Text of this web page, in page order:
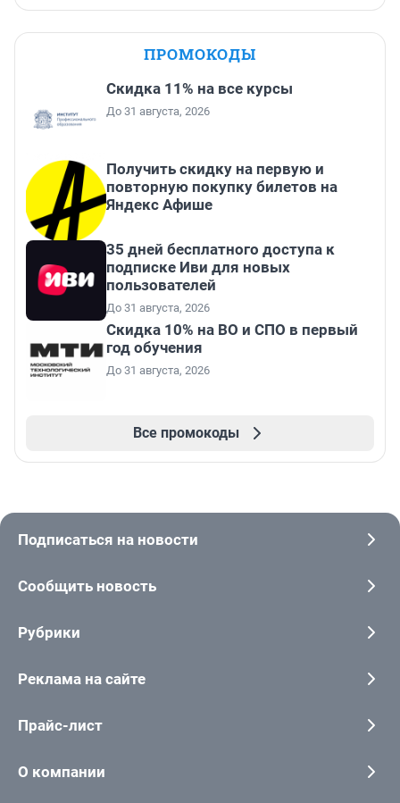
ПРОМОКОДЫ
Скидка 11% на все курсы
До 31 августа, 2026
Получить скидку на первую и
повторную покупку билетов на
Яндекс Афише
35 дней бесплатного доступа к
подписке Иви для новых
пользователей
До 31 августа, 2026
Скидка 10% на ВО и СПО в первый
год обучения
До 31 августа, 2026
Все промокоды
Подписаться на новости
Сообщить новость
Рубрики
Реклама на сайте
Прайс-лист
О компании